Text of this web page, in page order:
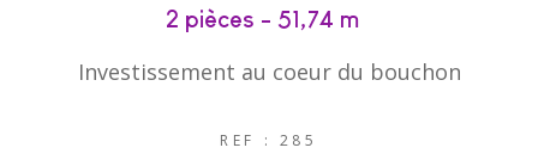
2 pièces - 51,74 m²
Investissement au coeur du bouchon
REF : 285